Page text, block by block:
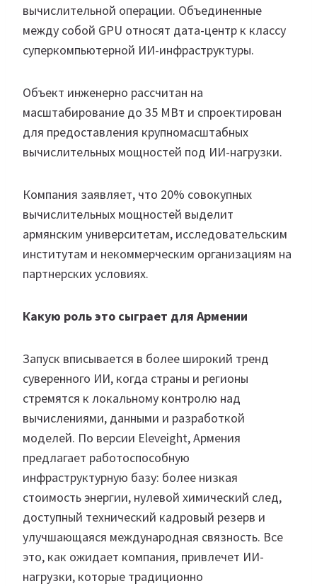
вычислительной операции. Объединенные
между собой GPU относят дата-центр к классу
суперкомпьютерной ИИ-инфраструктуры.
Объект инженерно рассчитан на
масштабирование до 35 МВт и спроектирован
для предоставления крупномасштабных
вычислительных мощностей под ИИ-нагрузки.
Компания заявляет, что 20% совокупных
вычислительных мощностей выделит
армянским университетам, исследовательским
институтам и некоммерческим организациям на
партнерских условиях.
Какую роль это сыграет для Армении
Запуск вписывается в более широкий тренд
суверенного ИИ, когда страны и регионы
стремятся к локальному контролю над
вычислениями, данными и разработкой
моделей. По версии Eleveight, Армения
предлагает работоспособную
инфраструктурную базу: более низкая
стоимость энергии, нулевой химический след,
доступный технический кадровый резерв и
улучшающаяся международная связность. Все
это, как ожидает компания, привлечет ИИ-
нагрузки, которые традиционно